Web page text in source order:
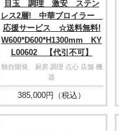
目玉 調理 激安 ステン
レス2層! 中華ブロイラー
応援サービス ☆送料無料!
W600*D600*H1300mm KY
L00602 【代引不可】
独自開発 厨房 調理 点心 店舗 機
器
385,000円（税込）